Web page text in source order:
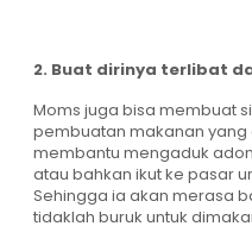
2. Buat dirinya terlibat
Moms juga bisa membuat
pembuatan makanan yang
membantu mengaduk
atau bahkan ikut ke pasar
Sehingga ia akan merasa
tidaklah buruk untuk